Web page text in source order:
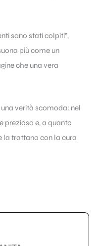
sono stati colpiti”,
più come un
che una vera
verità scomoda: nel
prezioso e, a quanto
la trattano con la cura